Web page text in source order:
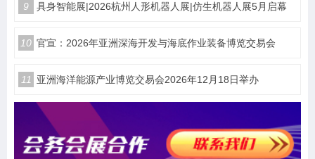
9 具身智能展|2026杭州人形机器人展|仿生机器人展5月启幕
10 官宣：2026年亚洲深海开发与海底作业装备博览交易会
11 亚洲海洋能源产业博览交易会2026年12月18日举办